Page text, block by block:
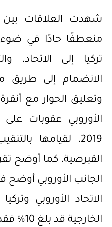
شهدت العلاقات بين
منعطفًا حادًا في ضوء
تركيا إلى
وتعليق الحوار مع
الأوروبي عقوبات
2019، لقيامها
القبرصية، كما أوضح
الجانب الأوروبي أوضح
الاتحاد الأوروبي
الخارجية قد بلغ 10% فقط في عام 2023.